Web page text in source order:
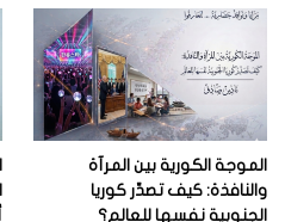
الموجة الكورية بين المرآة
والنافذة: كيف تصدِّر كوريا
الجنوبية نفسها للعالم؟